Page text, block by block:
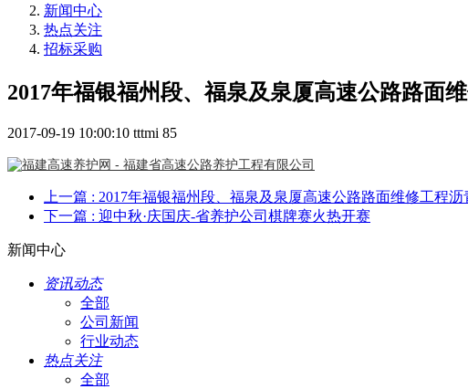
新闻中心
热点关注
招标采购
2017年福银福州段、福泉及泉厦高速公路路面
2017-09-19 10:00:10 tttmi 85
上一篇 : 2017年福银福州段、福泉及泉厦高速公路路面维修工程
下一篇 : 迎中秋·庆国庆-省养护公司棋牌赛火热开赛
新闻中心
资讯动态
全部
公司新闻
行业动态
热点关注
全部